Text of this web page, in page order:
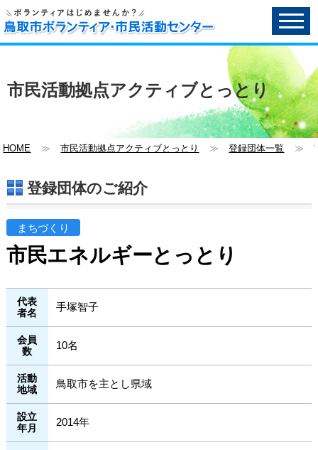
ー
ジ
内
ス
リ
ク
で
メ
イ
ン
コ
テ
へ
市民活動拠点アクティブとっとり
HOME ≫ 市民活動拠点アクティブとっとり ≫ 登録団体一覧 ≫
登録団体のご紹介
まちづくり
市民エネルギーとっとり
代表
者名
手塚智子
会員
数
10名
活動
地域
鳥取市を主とし県域
設立
年月
2014年